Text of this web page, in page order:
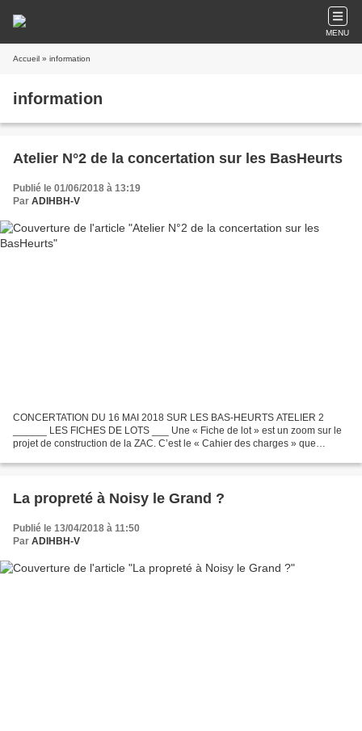
MENU
Accueil » information
information
Atelier N°2 de la concertation sur les BasHeurts
Publié le 01/06/2018 à 13:19
Par ADIHBH-V
CONCERTATION DU 16 MAI 2018 SUR LES BAS-HEURTS ATELIER 2
______ LES FICHES DE LOTS ___ Une « Fiche de lot » est un zoom sur le
projet de construction de la ZAC. C’est le « Cahier des charges » que
La propreté à Noisy le Grand ?
Publié le 13/04/2018 à 11:50
Par ADIHBH-V